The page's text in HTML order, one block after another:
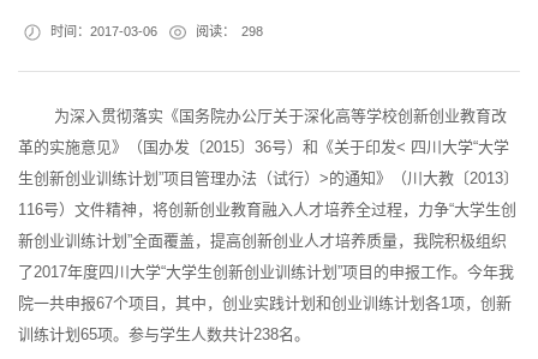
时间：2017-03-06 阅读： 298
为深入贯彻落实《国务院办公厅关于深化高等学校创新创业教育改
革的实施意见》（国办发〔2015〕36号）和《关于印发< 四川大学“大学
生创新创业训练计划”项目管理办法（试行）>的通知》（川大教〔2013〕
116号）文件精神，将创新创业教育融入人才培养全过程，力争“大学生创
新创业训练计划”全面覆盖，提高创新创业人才培养质量，我院积极组织
了2017年度四川大学“大学生创新创业训练计划”项目的申报工作。今年我
院一共申报67个项目，其中，创业实践计划和创业训练计划各1项，创新
训练计划65项。参与学生人数共计238名。